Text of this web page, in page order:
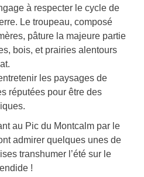
à respecter le cycle de
Le troupeau, composé
pâture la majeure partie
bois, et prairies alentours
les paysages de
réputées pour être des
au Pic du Montcalm par le
admirer quelques unes de
transhumer l’été sur le
!